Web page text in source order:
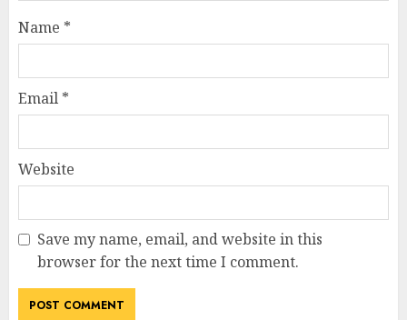
Name *
Email *
Website
Save my name, email, and website in this
browser for the next time I comment.